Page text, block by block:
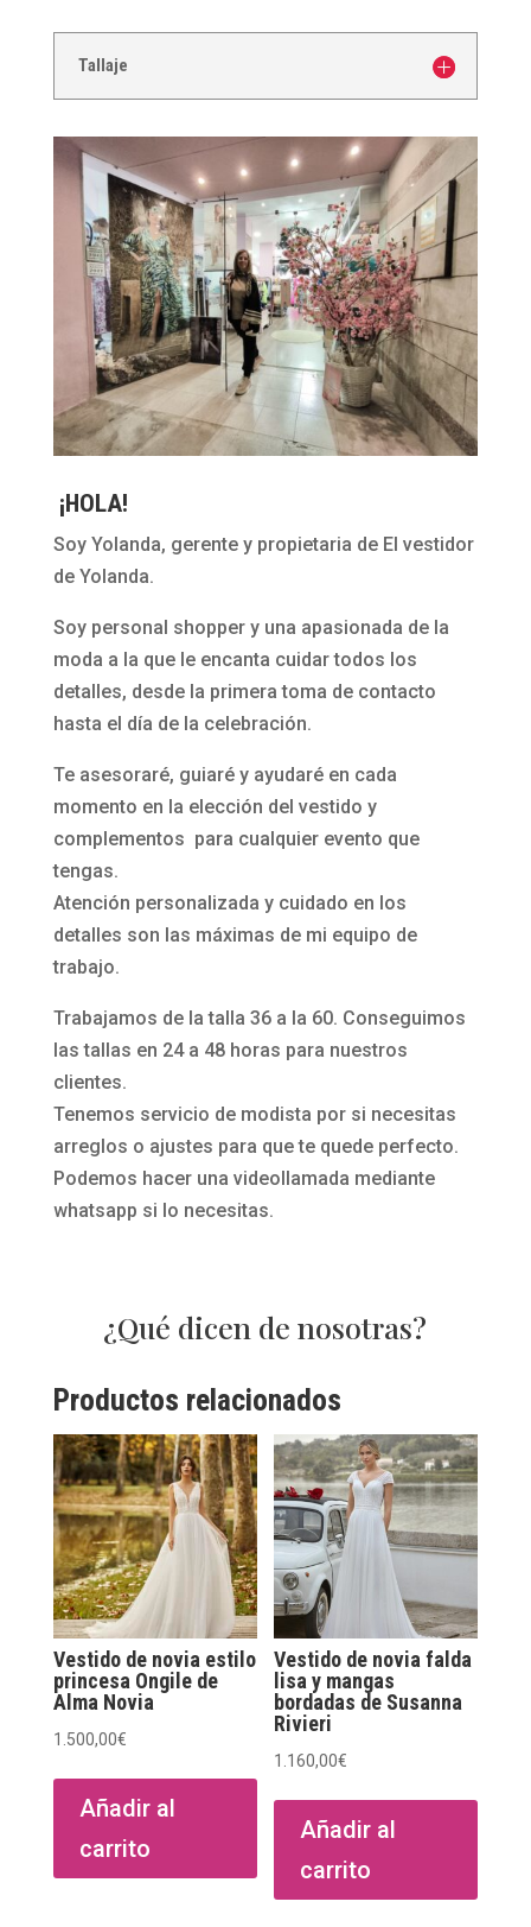
Tallaje
¡HOLA!
Soy Yolanda, gerente y propietaria de El vestidor
de Yolanda.
Soy personal shopper y una apasionada de la
moda a la que le encanta cuidar todos los
detalles, desde la primera toma de contacto
hasta el día de la celebración.
Te asesoraré, guiaré y ayudaré en cada
momento en la elección del vestido y
complementos para cualquier evento que
tengas.
Atención personalizada y cuidado en los
detalles son las máximas de mi equipo de
trabajo.
Trabajamos de la talla 36 a la 60. Conseguimos
las tallas en 24 a 48 horas para nuestros
clientes.
Tenemos servicio de modista por si necesitas
arreglos o ajustes para que te quede perfecto.
Podemos hacer una videollamada mediante
whatsapp si lo necesitas.
¿Qué dicen de nosotras?
Productos relacionados
Vestido de novia estilo
princesa Ongile de
Alma Novia
1.500,00€
Añadir al
carrito
Vestido de novia falda
lisa y mangas
bordadas de Susanna
Rivieri
1.160,00€
Añadir al
carrito